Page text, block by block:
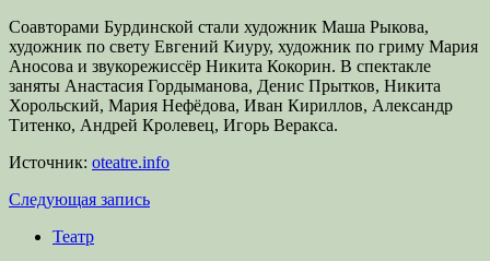
Соавторами Бурдинской стали художник Маша Рыкова,
художник по свету Евгений Киуру, художник по гриму Мария
Аносова и звукорежиссёр Никита Кокорин. В спектакле
заняты Анастасия Гордыманова, Денис Прытков, Никита
Хорольский, Мария Нефёдова, Иван Кириллов, Александр
Титенко, Андрей Кролевец, Игорь Веракса.
Источник: oteatre.info
Следующая запись
Театр